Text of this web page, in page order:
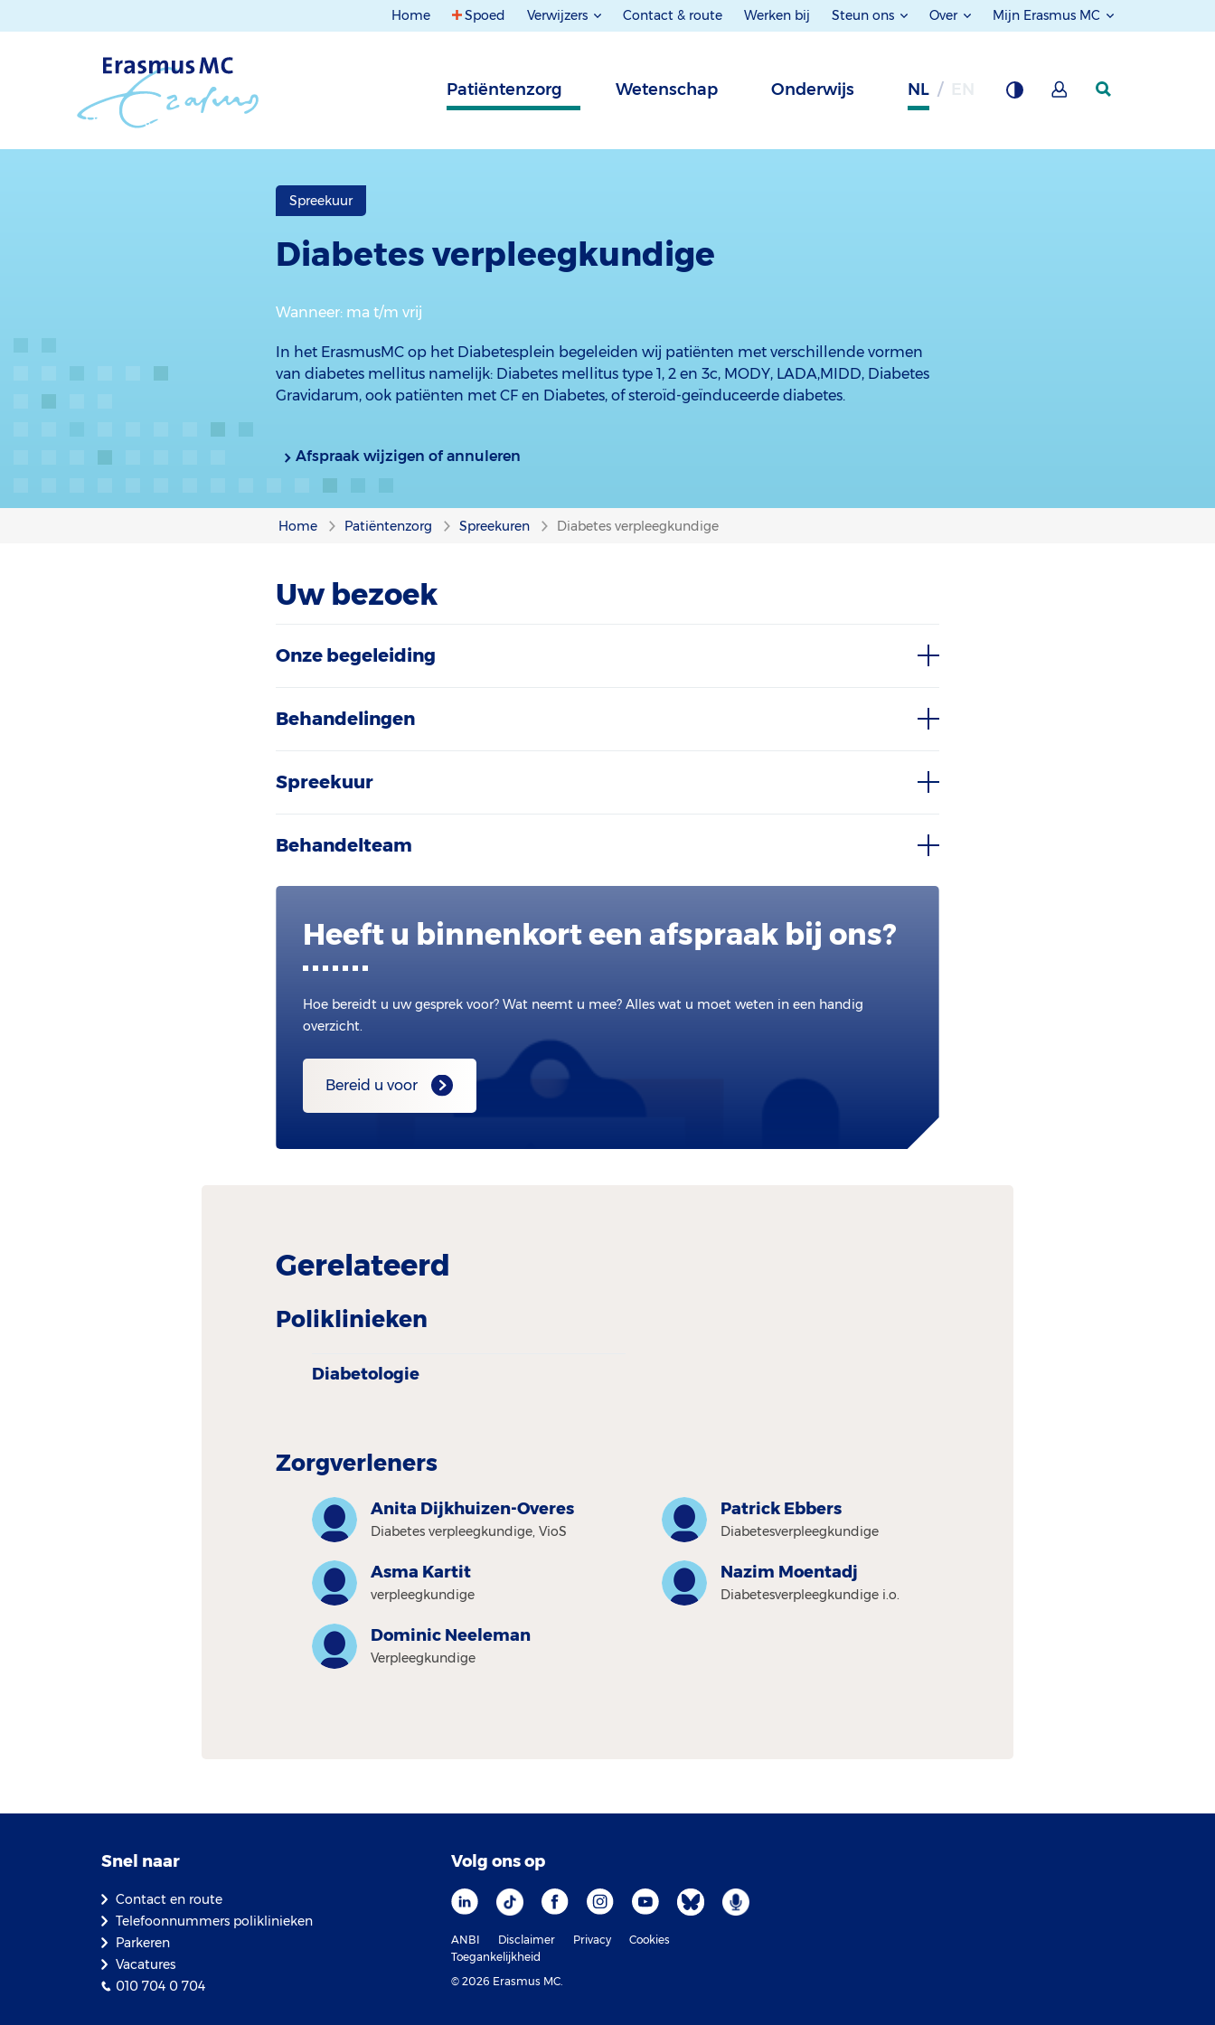
Home Spoed Verwijzers Contact & route Werken bij Steun ons Over Mijn Erasmus MC
Patiëntenzorg Wetenschap Onderwijs NL
Spreekuur
Diabetes verpleegkundige
Wanneer: ma t/m vrij
In het ErasmusMC op het Diabetesplein begeleiden wij patiënten met verschillende vormen
van diabetes mellitus namelijk: Diabetes mellitus type 1, 2 en 3c, MODY, LADA,MIDD, Diabetes
Gravidarum, ook patiënten met CF en Diabetes, of steroïd-geïnduceerde diabetes.
Afspraak wijzigen of annuleren
Home Patiëntenzorg Spreekuren Diabetes verpleegkundige
Uw bezoek
Onze begeleiding
Behandelingen
Spreekuur
Behandelteam
Heeft u binnenkort een afspraak bij ons?
Hoe bereidt u uw gesprek voor? Wat neemt u mee? Alles wat u moet weten in een handig
overzicht.
Bereid u voor
Gerelateerd
Poliklinieken
Diabetologie
Zorgverleners
Anita Dijkhuizen-Overes
Diabetes verpleegkundige, VioS
Patrick Ebbers
Diabetesverpleegkundige
Asma Kartit
verpleegkundige
Nazim Moentadj
Diabetesverpleegkundige i.o.
Dominic Neeleman
Verpleegkundige
Snel naar
Contact en route
Telefoonnummers poliklinieken
Parkeren
Vacatures
010 704 0 704
Volg ons op
ANBI Disclaimer Privacy
Cookies
Toegankelijkheid
© 2026 Erasmus MC.